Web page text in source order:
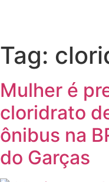
Tag:
Mulher é
cloridrato
ônibus na
do Garças